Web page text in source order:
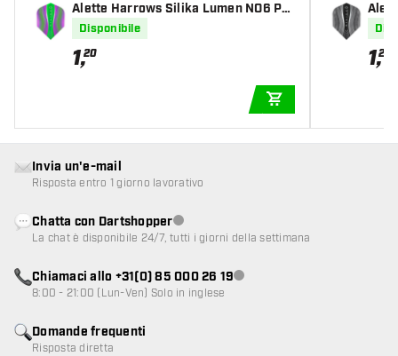
Alette Harrows Silika Lumen NO6 Pur
ple & Green Tough Crystalline Coated
Disponibile
1,20
ck
1,20
Domande frequenti
Risposta diretta
Invia un'e-mail
Risposta entro 1 giorno lavorativo
Chatta con DartshopperServizio clienti non disponibile
La chat è disponibile 24/7, tutti i giorni della settimana
Chiamaci allo +31(0) 85 000 26 19Servizio clienti non disponibile
8:00 - 21:00 (Lun-Ven) Solo in inglese